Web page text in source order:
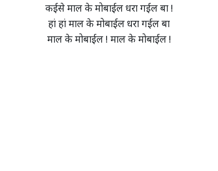
कईसे माल के मोबाईल धरा गईल बा !
हां हां माल के मोबाईल धरा गईल बा
माल के मोबाईल ! माल के मोबाईल !